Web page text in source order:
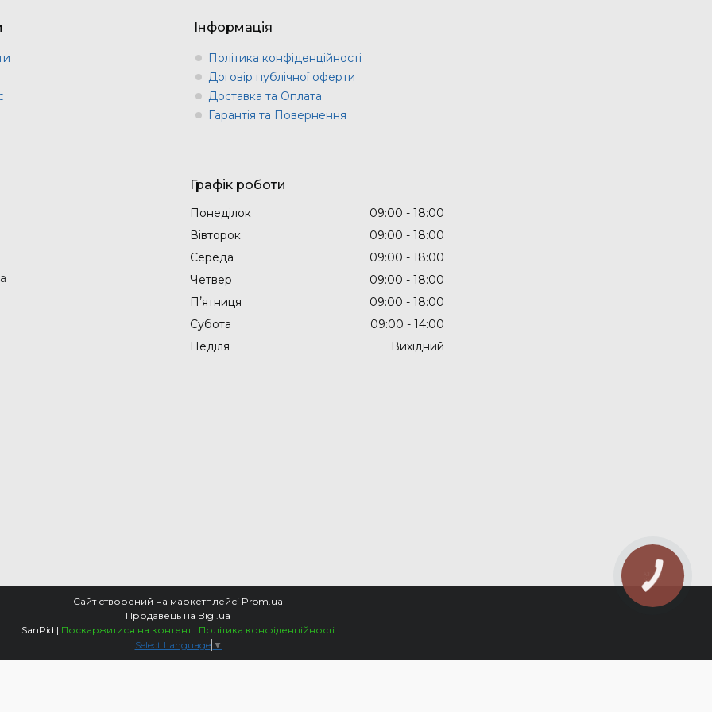
Інформація
Політика конфіденційності
Договір публічної оферти
Доставка та Оплата
Гарантія та Повернення
Графік роботи
Понеділок 09:00
18:00
Вівторок
09:00
18:00
Середа
09:00
18:00
Четвер
09:00
18:00
Пʼятниця
09:00
18:00
Субота
09:00
14:00
Неділя
Вихідний
Сайт створений на маркетплейсі Prom.ua
Продавець на Bigl.ua
SanPid | Поскаржитися на контент | Політика конфіденційності
Select Language ▼
КНОПКА
ЗВ'ЯЗКУ